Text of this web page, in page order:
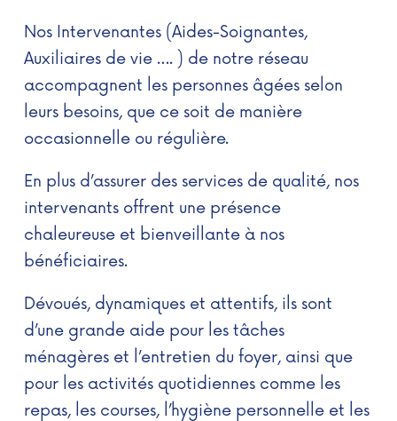
Nos Intervenantes (Aides-Soignantes,
Auxiliaires de vie …. ) de notre réseau
accompagnent les personnes âgées selon
leurs besoins, que ce soit de manière
occasionnelle ou régulière.
En plus d’assurer des services de qualité, nos
intervenants offrent une présence
chaleureuse et bienveillante à nos
bénéficiaires.
Dévoués, dynamiques et attentifs, ils sont
d’une grande aide pour les tâches
ménagères et l’entretien du foyer, ainsi que
pour les activités quotidiennes comme les
repas, les courses, l’hygiène personnelle et les